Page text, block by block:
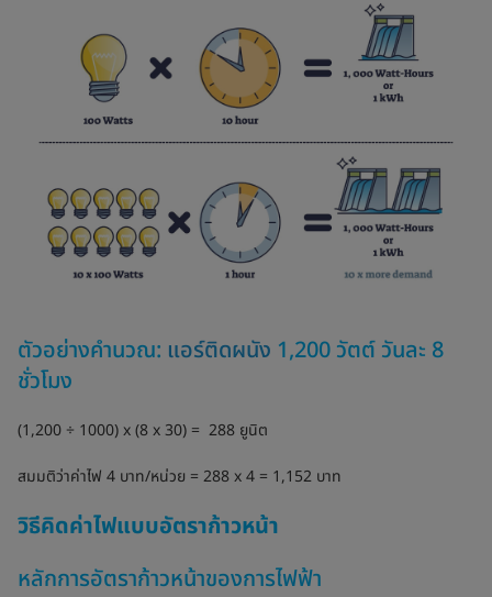
ตัวอย่างคำนวณ: แอร์ติดผนัง 1,200 วัตต์ วันละ 8
ชั่วโมง
(1,200 ÷ 1000) x (8 x 30) = 288 ยูนิต
สมมติว่าค่าไฟ 4 บาท/หน่วย = 288 x 4 = 1,152 บาท
วิธีคิดค่าไฟแบบอัตราก้าวหน้า
หลักการอัตราก้าวหน้าของการไฟฟ้า